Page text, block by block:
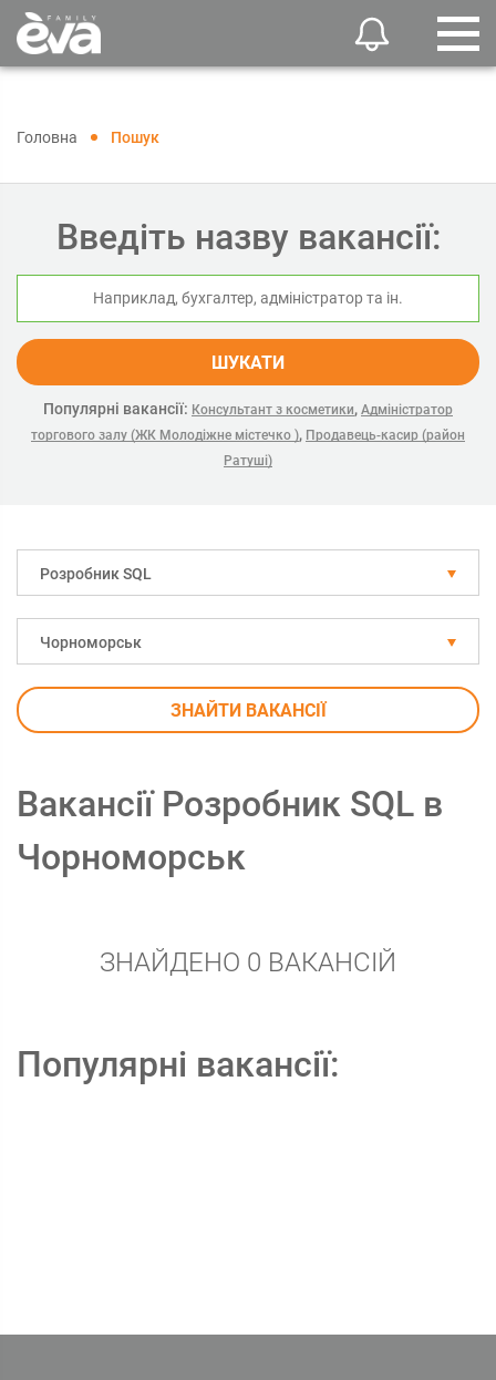
Головна Пошук
Введіть назву вакансії:
ШУКАТИ
Популярні вакансії: Консультант з косметики, Адміністратор
торгового залу (ЖК Молодіжне містечко ), Продавець-касир (район
Ратуші)
Розробник SQL
Чорноморськ
ЗНАЙТИ ВАКАНСІЇ
Вакансії Розробник SQL в
Чорноморськ
ЗНАЙДЕНО 0 ВАКАНСІЙ
Популярні вакансії: